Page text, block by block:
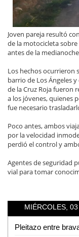
Joven pareja resultó
de la motocicleta
antes de la
Los hechos ocurrieron
barrio de Los Ángeles
de la Cruz Roja fueron
a los jóvenes, quienes
fue necesario
Poco antes, ambos
por la velocidad
perdió el control y
Agentes de seguridad
vial para tomar
MIÉRCOLES,
Pleitazo entre